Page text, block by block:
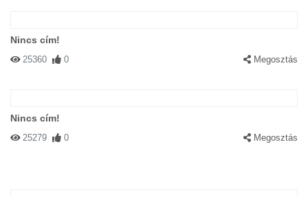
Nincs cím!
25360 0 Megosztás
Nincs cím!
25279 0 Megosztás